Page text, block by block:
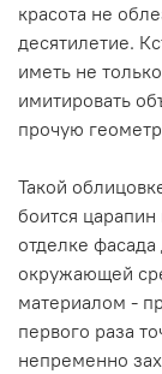
красота не
десятилетие.
иметь не
имитировать
прочую
Такой
боится
отделке
окружающей
материалом -
первого раза
непременно